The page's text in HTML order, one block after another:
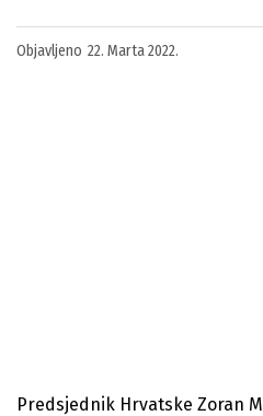
Objavljeno 22. Marta 2022.
Predsjednik Hrvatske Zoran